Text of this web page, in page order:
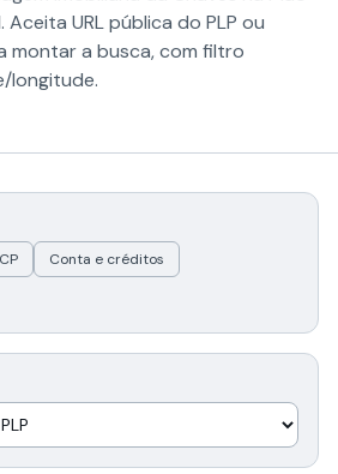
URL pública do PLP ou
montar a busca, com filtro
longitude.
Conta e créditos